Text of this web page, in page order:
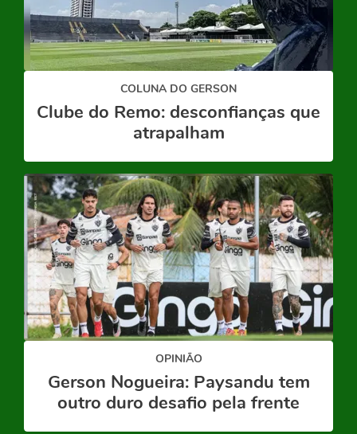
COLUNA DO GERSON
Clube do Remo: desconfianças que
atrapalham
OPINIÃO
Gerson Nogueira: Paysandu tem
outro duro desafio pela frente